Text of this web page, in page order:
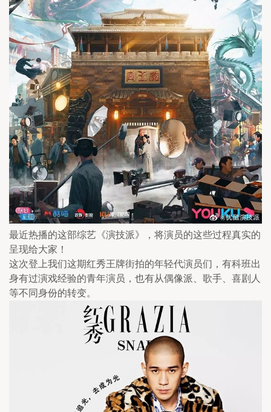
最近热播的这部综艺《演技派》，将演员的这些过程真实的
呈现给大家！
这次登上我们这期红秀王牌街拍的年轻代演员们，有科班出
身有过演戏经验的青年演员，也有从偶像派、歌手、喜剧人
等不同身份的转变。